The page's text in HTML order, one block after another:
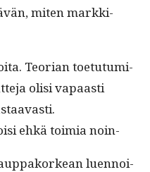
miten markki­
Teo­ri­an toe­tu­tu­mi­
olisi vapaasti
ehkä toimia noin-
luen­noi­